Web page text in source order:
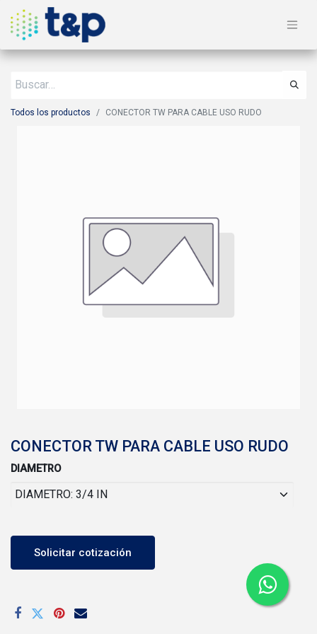
Todos los productos CONECTOR TW PARA CABLE USO RUDO
CONECTOR TW PARA CABLE USO RUDO
DIAMETRO
Solicitar cotización